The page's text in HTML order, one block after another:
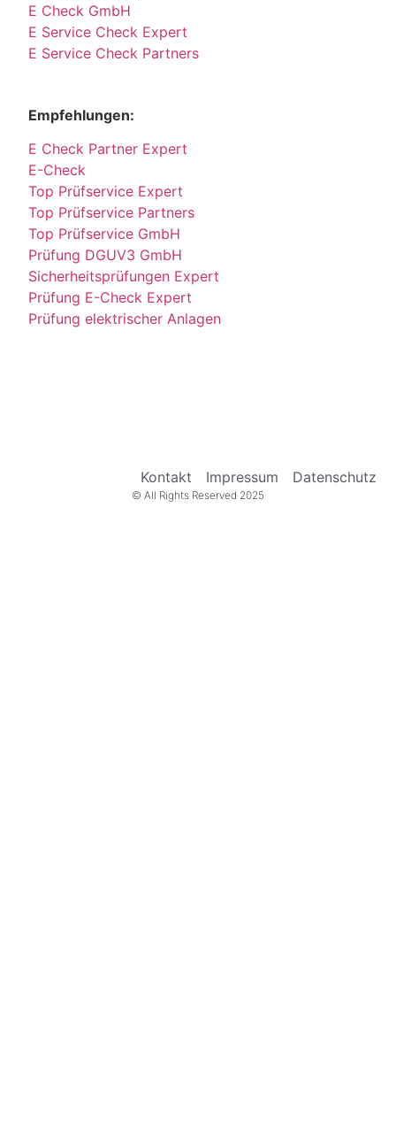
E Check GmbH
E Service Check Expert
E Service Check Partners
Empfehlungen:
E Check Partner Expert
E-Check
Top Prüfservice Expert
Top Prüfservice Partners
Top Prüfservice GmbH
Prüfung DGUV3 GmbH
Sicherheitsprüfungen Expert
Prüfung E-Check Expert
Prüfung elektrischer Anlagen
Kontakt Impressum Datenschutz
© All Rights Reserved 2025